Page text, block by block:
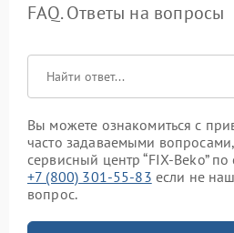
FAQ. Ответы на вопросы
Вы можете ознакомиться с
часто задаваемыми
сервисный центр “FIX-Beko”
+7 (800) 301-55-83 если не
вопрос.